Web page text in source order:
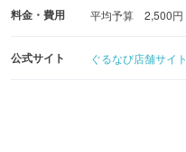
料金・費用 平均予算 2,500円
公式サイト ぐるなび店舗サイト